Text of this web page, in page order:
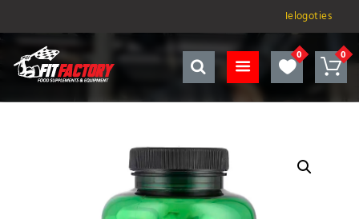
Ielogoties